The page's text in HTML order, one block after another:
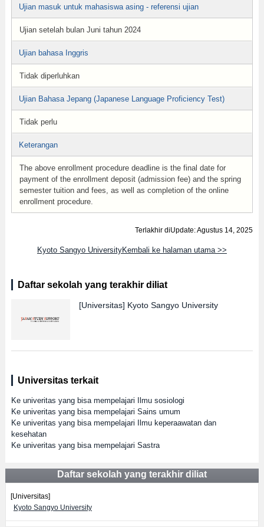
Ujian masuk untuk mahasiswa asing - referensi ujian
Ujian setelah bulan Juni tahun 2024
Ujian bahasa Inggris
Tidak diperluhkan
Ujian Bahasa Jepang (Japanese Language Proficiency Test)
Tidak perlu
Keterangan
The above enrollment procedure deadline is the final date for
payment of the enrollment deposit (admission fee) and the spring
semester tuition and fees, as well as completion of the online
enrollment procedure.
Terlakhir diUpdate: Agustus 14, 2025
Kyoto Sangyo UniversityKembali ke halaman utama >>
Daftar sekolah yang terakhir diliat
[Universitas] Kyoto Sangyo University
Universitas terkait
Ke univeritas yang bisa mempelajari Ilmu sosiologi
Ke univeritas yang bisa mempelajari Sains umum
Ke univeritas yang bisa mempelajari Ilmu keperaawatan dan
kesehatan
Ke univeritas yang bisa mempelajari Sastra
Daftar sekolah yang terakhir diliat
[Universitas]
Kyoto Sangyo University